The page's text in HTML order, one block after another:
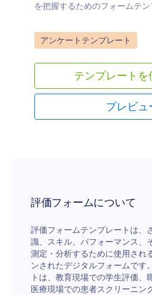
を把握するためのフォームテン
Go to Category:
アンケートテンプレート
テンプレートを
プレビュ
評価フォームについて
評価フォームテンプレートは、
識、スキル、パフォーマンス、
測定・分析するために使用され
ンされたデジタルフォームです
トは、教育現場での学生評価、
医療現場での患者スクリーニン